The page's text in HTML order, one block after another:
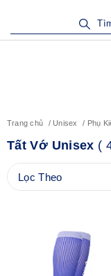
Trang chủ Unisex Phụ
Tất Vớ Unisex (
Lọc Theo